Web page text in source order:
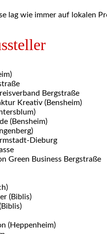
lag wie immer auf lokalen
Bergstraße
Kreativ (Bensheim)
(Bensheim)
Dieburg
Green Business Bergstraße
(Biblis)
(Heppenheim)